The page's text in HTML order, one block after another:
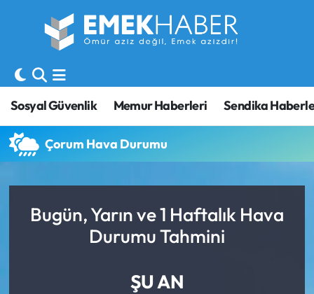
Sosyal Güvenlik Memur Haberleri Sendika
Çorum Hava Durumu
Bugün, Yarın ve 1 Haftalık Hava
Durumu Tahmini
ŞU AN
Sosyal Güvenlik
Sendika
SORU-CEVAP
Gündem
Hava Durumu
Trafik Durumu
Süper Lig Puan Durumu ve Fikstür
Tüm Manşetler
Haber Arşivi